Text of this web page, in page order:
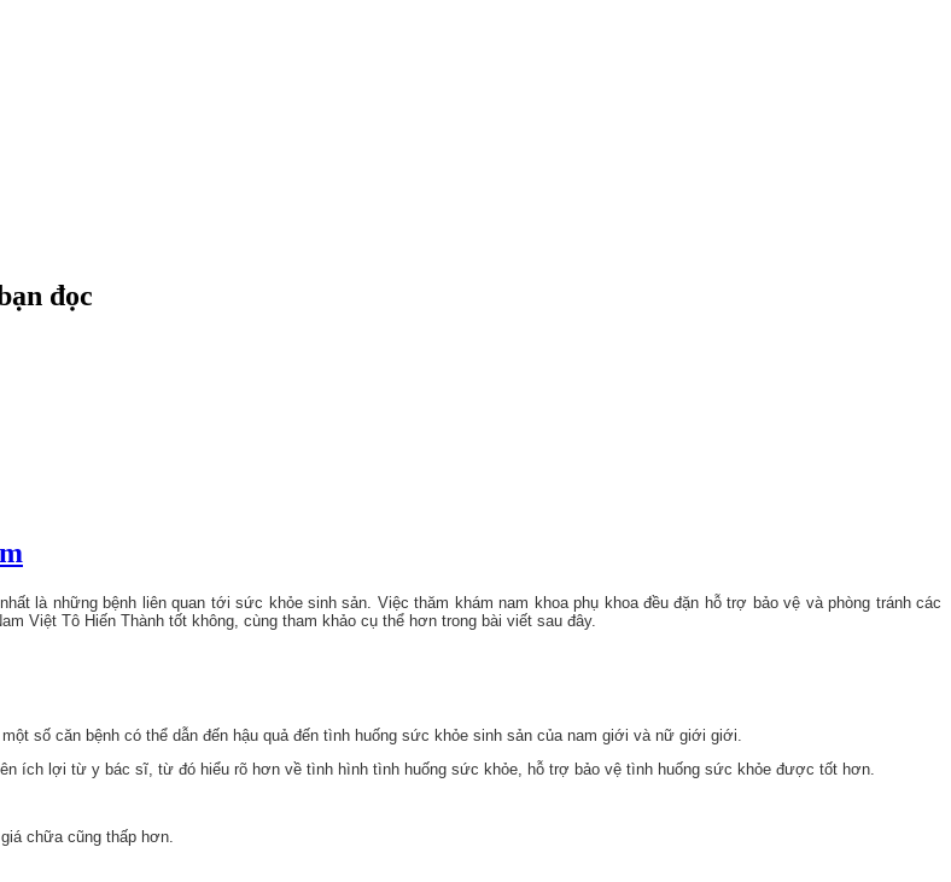
đọc
là những bệnh liên quan tới sức khỏe sinh sản. Việc thăm khám nam khoa phụ khoa đều đặn hỗ trợ bảo vệ và phòng tránh các
Việt Tô Hiến Thành tốt không, cùng tham khảo cụ thể hơn trong bài viết sau đây.
số căn bệnh có thể dẫn đến hậu quả đến tình huống sức khỏe sinh sản của nam giới và nữ giới giới.
ích lợi từ y bác sĩ, từ đó hiểu rõ hơn về tình hình tình huống sức khỏe, hỗ trợ bảo vệ tình huống sức khỏe được tốt hơn.
chữa cũng thấp hơn.